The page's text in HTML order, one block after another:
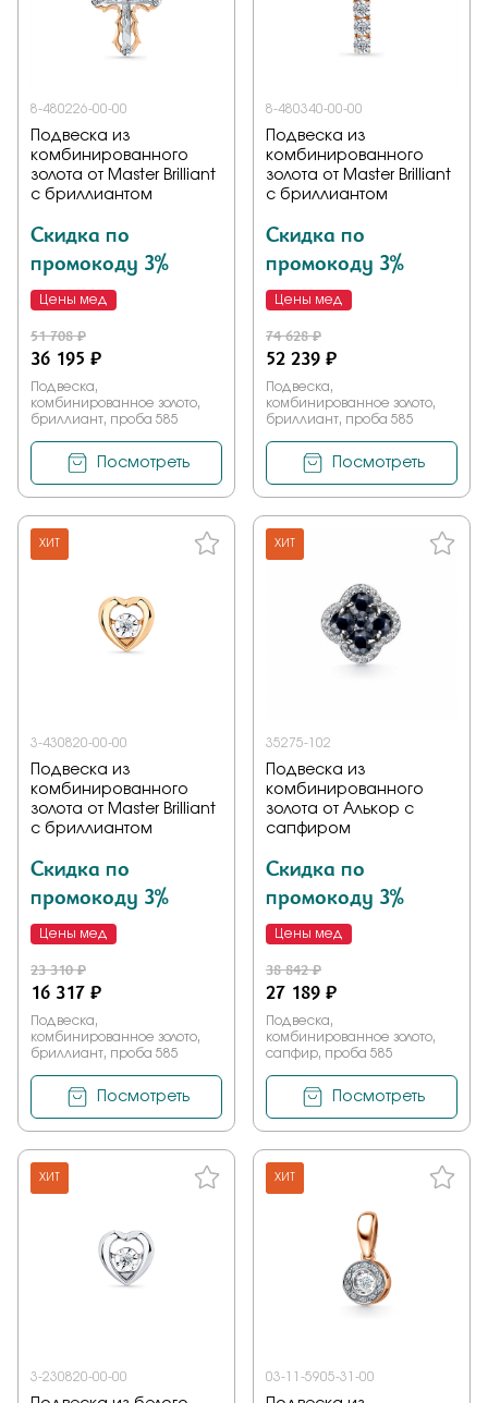
8-480226-00-00
Подвеска из
комбинированного
золота от Master Brilliant
с бриллиантом
Скидка по
промокоду 3%
Цены мед
51 708 ₽
36 195 ₽
Подвеска,
комбинированное золото,
бриллиант, проба 585
Посмотреть
8-480340-00-00
Подвеска из
комбинированного
золота от Master Brilliant
с бриллиантом
Скидка по
промокоду 3%
Цены мед
74 628 ₽
52 239 ₽
Подвеска,
комбинированное золото,
бриллиант, проба 585
Посмотреть
ХИТ
3-430820-00-00
Подвеска из
комбинированного
золота от Master Brilliant
с бриллиантом
Скидка по
промокоду 3%
Цены мед
23 310 ₽
16 317 ₽
Подвеска,
комбинированное золото,
бриллиант, проба 585
Посмотреть
ХИТ
35275-102
Подвеска из
комбинированного
золота от Алькор с
сапфиром
Скидка по
промокоду 3%
Цены мед
38 842 ₽
27 189 ₽
Подвеска,
комбинированное золото,
сапфир, проба 585
Посмотреть
ХИТ
3-230820-00-00
ХИТ
03-11-5905-31-00